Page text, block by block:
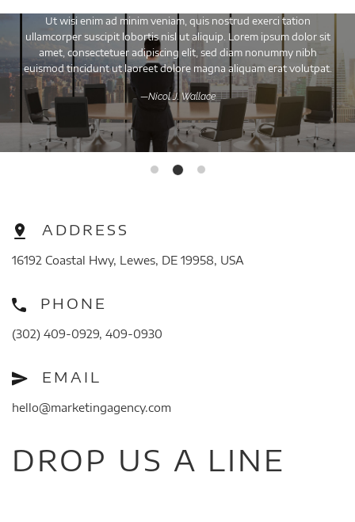
Ut wisi enim ad minim veniam, quis nostrud exerci tation
ullamcorper suscipit lobortis nisl ut aliquip. Lorem ipsum dolor sit
amet, consectetuer adipiscing elit, sed diam nonummy nibh
euismod tincidunt ut laoreet dolore magna aliquam erat volutpat.
—Nicol J. Wallace
ADDRESS
16192 Coastal Hwy, Lewes, DE 19958, USA
PHONE
(302) 409-0929, 409-0930
EMAIL
hello@marketingagency.com
DROP US A LINE